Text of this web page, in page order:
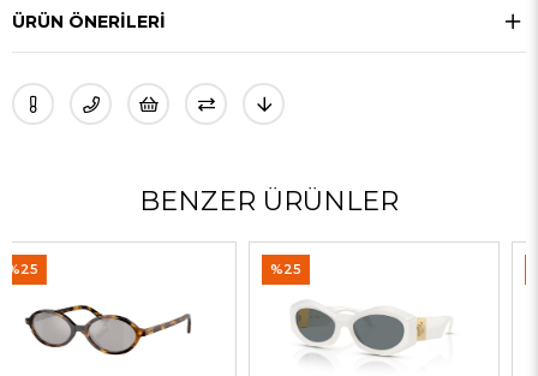
ÜRÜN ÖNERILERI
BENZER ÜRÜNLER